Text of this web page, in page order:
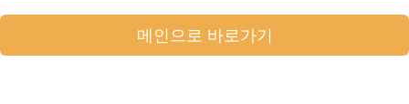
메인으로 바로가기